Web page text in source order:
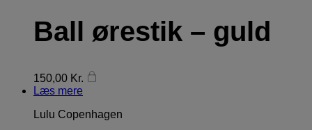
Ball ørestik – guld
150,00 Kr.
Læs mere
Lulu Copenhagen